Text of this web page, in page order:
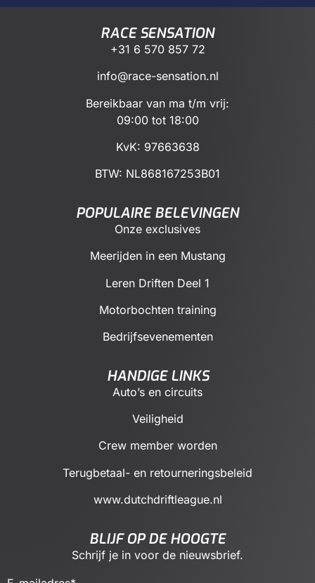
RACE SENSATION
+31 6 570 857 72
info@race-sensation.nl
Bereikbaar van ma t/m vrij:
09:00 tot 18:00
KvK: 97663638
BTW: NL868167253B01
POPULAIRE BELEVINGEN
Onze exclusives
Meerijden in een Mustang
Leren Driften Deel 1
Motorbochten training
Bedrijfsevenementen
HANDIGE LINKS
Auto’s en circuits
Veiligheid
Crew member worden
Terugbetaal- en retourneringsbeleid
www.dutchdriftleague.nl
BLIJF OP DE HOOGTE
Schrijf je in voor de nieuwsbrief.